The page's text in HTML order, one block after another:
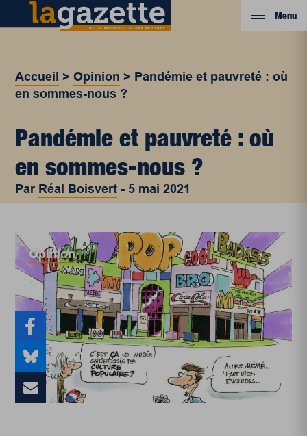
Menu
Accueil >Opinion > Pandémie et pauvreté : où
en sommes-nous ?
Pandémie et pauvreté : où
en sommes-nous ?
Par Réal Boisvert - 5 mai 2021
Opinion